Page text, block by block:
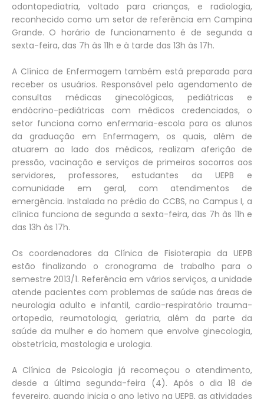
odontopediatria, voltado para crianças, e radiologia,
reconhecido como um setor de referência em Campina
Grande. O horário de funcionamento é de segunda a
sexta-feira, das 7h às 11h e à tarde das 13h às 17h.
A Clínica de Enfermagem também está preparada para
receber os usuários. Responsável pelo agendamento de
consultas médicas ginecológicas, pediátricas e
endócrino-pediátricas com médicos credenciados, o
setor funciona como enfermaria-escola para os alunos
da graduação em Enfermagem, os quais, além de
atuarem ao lado dos médicos, realizam aferição de
pressão, vacinação e serviços de primeiros socorros aos
servidores, professores, estudantes da UEPB e
comunidade em geral, com atendimentos de
emergência. Instalada no prédio do CCBS, no Campus I, a
clínica funciona de segunda a sexta-feira, das 7h às 11h e
das 13h às 17h.
Os coordenadores da Clínica de Fisioterapia da UEPB
estão finalizando o cronograma de trabalho para o
semestre 2013/1. Referência em vários serviços, a unidade
atende pacientes com problemas de saúde nas áreas de
neurologia adulto e infantil, cardio-respiratório trauma-
ortopedia, reumatologia, geriatria, além da parte da
saúde da mulher e do homem que envolve ginecologia,
obstetrícia, mastologia e urologia.
A Clínica de Psicologia já recomeçou o atendimento,
desde a última segunda-feira (4). Após o dia 18 de
fevereiro, quando inicia o ano letivo na UEPB, as atividades